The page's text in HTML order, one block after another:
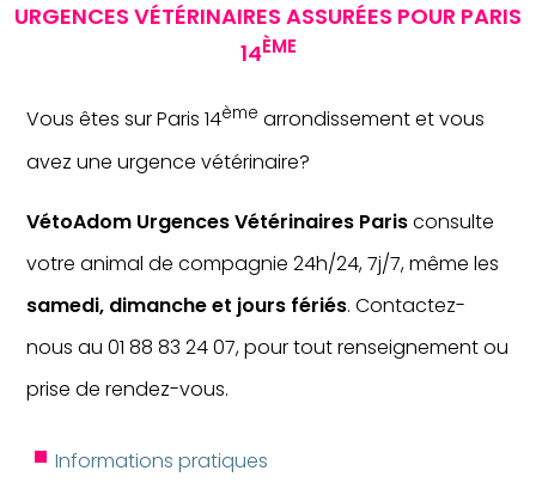
URGENCES VÉTÉRINAIRES ASSURÉES POUR PARIS
14ÈME
Vous êtes sur Paris 14ème arrondissement et vous
avez une urgence vétérinaire?
VétoAdom Urgences Vétérinaires Parisconsulte
votre animal de compagnie 24h/24, 7j/7, même les
samedi, dimanche et jours fériés. Contactez-
nous au 01 88 83 24 07, pour tout renseignement ou
prise de rendez-vous.
Informations pratiques